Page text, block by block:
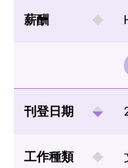
薪酬
刊登日期
工作種類